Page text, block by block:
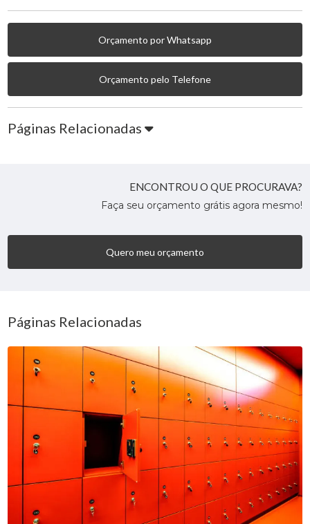
Orçamento por Whatsapp
Orçamento pelo Telefone
Páginas Relacionadas
ENCONTROU O QUE PROCURAVA?
Faça seu orçamento grátis agora mesmo!
Quero meu orçamento
Páginas Relacionadas